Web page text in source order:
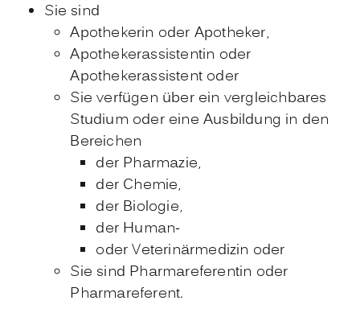
Sie sind
Apothekerin oder Apotheker,
Apothekerassistentin oder
Apothekerassistent oder
Sie verfügen über ein vergleichbares
Studium oder eine Ausbildung in den
Bereichen
der Pharmazie,
der Chemie,
der Biologie,
der Human-
oder Veterinärmedizin oder
Sie sind Pharmareferentin oder
Pharmareferent.